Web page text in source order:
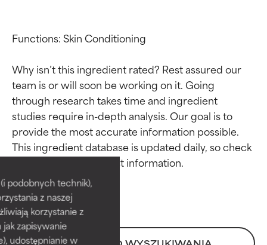
podobnych technik),
z naszej
korzystanie z
zapisywanie
udostępnianie w
Functions: Skin Conditioning
Why isn’t this ingredient rated? Rest assured our
team is or will soon be working on it. Going
through research takes time and ingredient
studies require in-depth analysis. Our goal is to
provide the most accurate information possible.
This ingredient database is updated daily, so check
Oceny składników
BEST
Udowodnione i potwierdzone
przez niezależne badania.
odpowiedni dla większości
Oceny składników
BEST
Udowodnione i potwierdzone
przez niezależne badania.
odpowiedni dla większości